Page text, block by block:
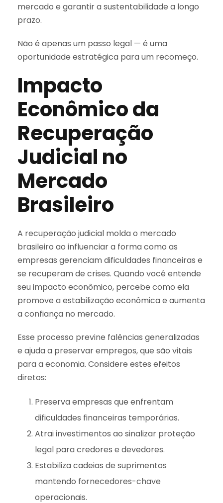
mercado e garantir a sustentabilidade a longo
prazo.
Não é apenas um passo legal — é uma
oportunidade estratégica para um recomeço.
Impacto
Econômico da
Recuperação
Judicial no
Mercado
Brasileiro
A recuperação judicial molda o mercado
brasileiro ao influenciar a forma como as
empresas gerenciam dificuldades financeiras e
se recuperam de crises. Quando você entende
seu impacto econômico, percebe como ela
promove a estabilização econômica e aumenta
a confiança no mercado.
Esse processo previne falências generalizadas
e ajuda a preservar empregos, que são vitais
para a economia. Considere estes efeitos
diretos:
Preserva empresas que enfrentam
dificuldades financeiras temporárias.
Atrai investimentos ao sinalizar proteção
legal para credores e devedores.
Estabiliza cadeias de suprimentos
mantendo fornecedores-chave
operacionais.